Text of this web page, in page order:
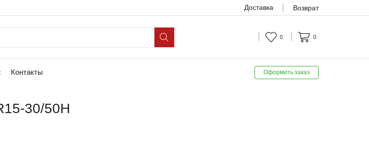
Доставка Возврат
0 0
Контакты Оформить заказ
30/50H